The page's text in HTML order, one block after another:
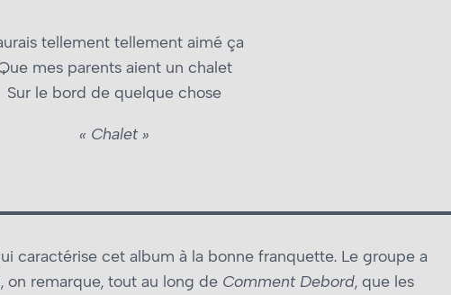
tellement tellement aimé ça
mes parents aient un chalet
Sur le bord de quelque chose
« Chalet »
caractérise cet album à la bonne franquette. Le groupe a
on remarque, tout au long de Comment Debord, que les